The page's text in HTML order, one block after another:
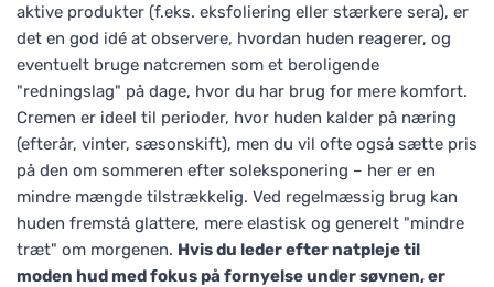
aktive produkter (f.eks. eksfoliering eller stærkere sera), er
det en god idé at observere, hvordan huden reagerer, og
eventuelt bruge natcremen som et beroligende
"redningslag" på dage, hvor du har brug for mere komfort.
Cremen er ideel til perioder, hvor huden kalder på næring
(efterår, vinter, sæsonskift), men du vil ofte også sætte pris
på den om sommeren efter soleksponering – her er en
mindre mængde tilstrækkelig. Ved regelmæssig brug kan
huden fremstå glattere, mere elastisk og generelt "mindre
træt" om morgenen. Hvis du leder efter natpleje til
moden hud med fokus på fornyelse under søvnen, er